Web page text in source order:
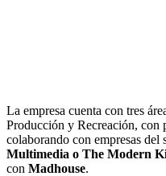
La empresa cuenta con tres
Producción y Recreación, con
colaborando con empresas del
Multimedia o The Modern
con Madhouse.